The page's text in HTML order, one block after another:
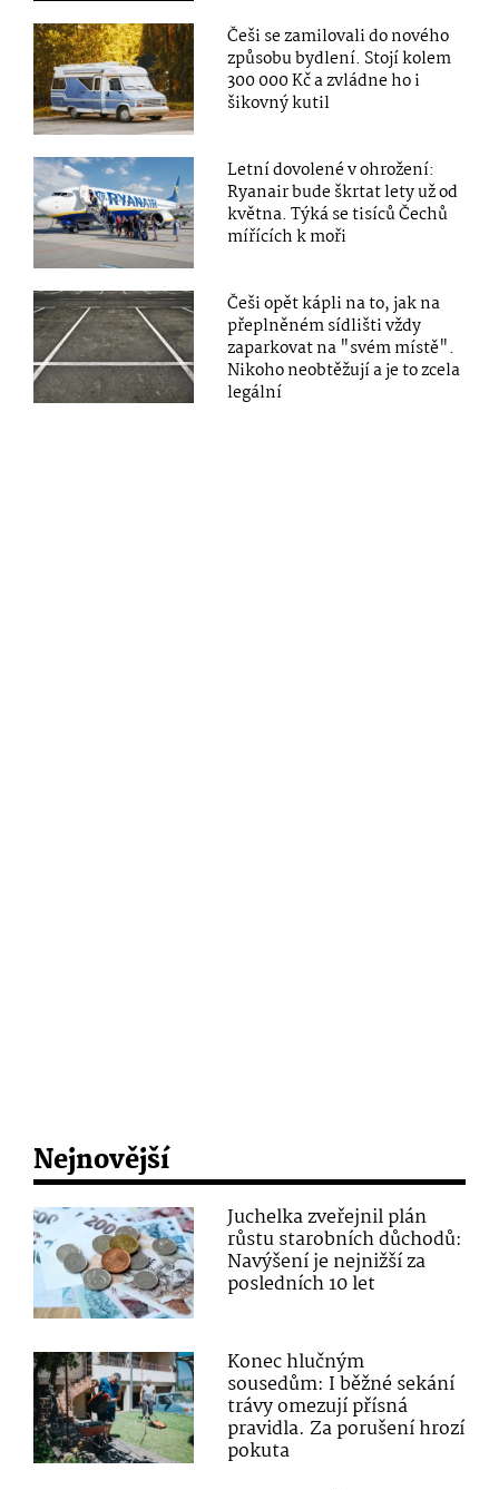
Češi se zamilovali do nového
způsobu bydlení. Stojí kolem
300 000 Kč a zvládne ho i
šikovný kutil
Letní dovolené v ohrožení:
Ryanair bude škrtat lety už od
května. Týká se tisíců Čechů
mířících k moři
Češi opět kápli na to, jak na
přeplněném sídlišti vždy
zaparkovat na "svém místě".
Nikoho neobtěžují a je to zcela
legální
Nejnovější
Juchelka zveřejnil plán
růstu starobních důchodů:
Navýšení je nejnižší za
posledních 10 let
Konec hlučným
sousedům: I běžné sekání
trávy omezují přísná
pravidla. Za porušení hrozí
pokuta